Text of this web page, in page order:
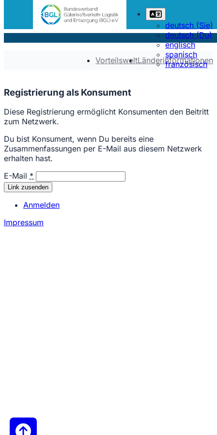
deutsch (Sie)
deutsch (Du)
englisch
spanisch
französisch
VorteilsweltLänderinformationen
Registrierung als Konsument
Diese Registrierung ermöglicht Konsumenten den Beitritt
zum Netzwerk.
Du bist Konsument, wenn Du bereits eine
Zusammenfassungen per E-Mail aus diesem Netzwerk
erhalten hast.
E-Mail *
Anmelden
Impressum